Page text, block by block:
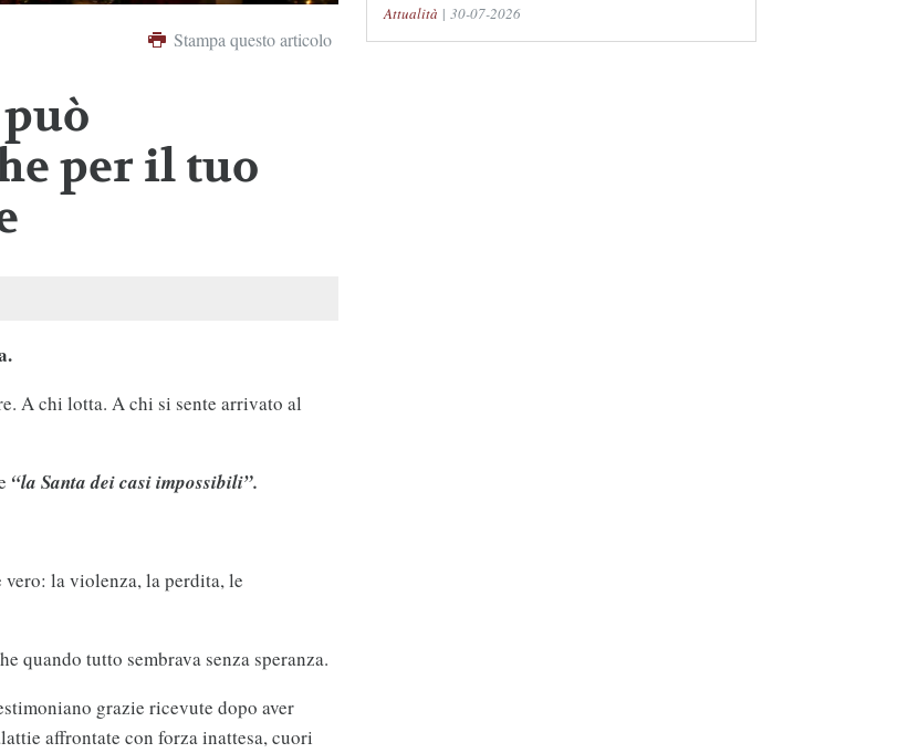
Stampa questo articolo
per il tuo
A chi lotta. A chi si sente arrivato al
“la Santa dei casi impossibili”.
la violenza, la perdita, le
quando tutto sembrava senza speranza.
grazie ricevute dopo aver
affrontate con forza inattesa, cuori
Attualità | 30-07-2026